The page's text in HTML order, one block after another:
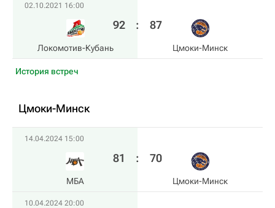
02.10.2021 16:00
Локомотив-Кубань
92 : 87
Цмоки-Минск
История встреч
Цмоки-Минск
14.04.2024 15:00
МБА
81 : 70
Цмоки-Минск
10.04.2024 20:00